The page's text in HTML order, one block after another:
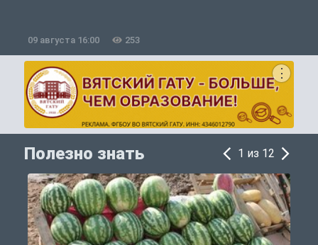
09 августа 16:00 253
Полезно знать 1 из 12